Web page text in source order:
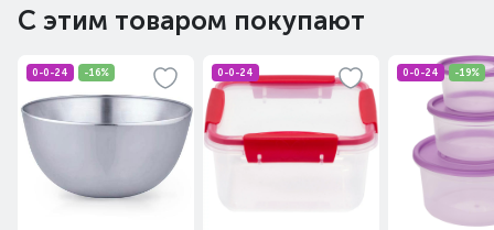
С этим товаром покупают
0-0-24 -16% 0-0-24 0-0-24 -19%